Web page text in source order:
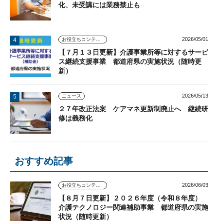
化、未受講には業務禁止も
2026/05/01
【７月１３日更新】介護事業所等に対するサービ
ス継続支援事業 都道府県の実施状況（随時更
新）
ニュース 2026/05/13
２７年改正法案 ケアマネ更新制廃止へ 継続研
修は義務化
おすすめ記事
2026/06/03
【８月７日更新】２０２６年度（令和８年度）
介護テクノロジー関連補助事業 都道府県の実施
状況（随時更新）